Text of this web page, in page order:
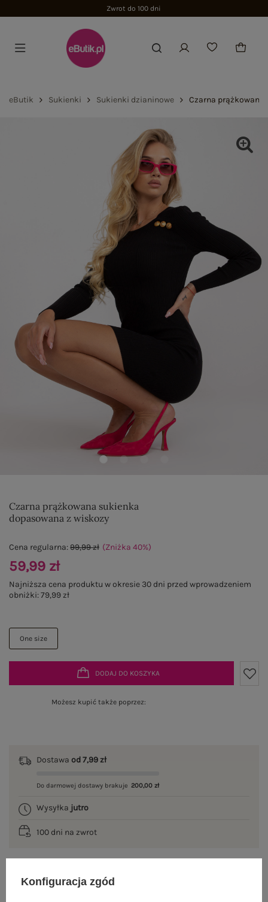
Zwrot do 100 dni
eButik Sukienki Sukienki dzianinowe Czarna prążkowana
Czarna prążkowana sukienka
dopasowana z wiskozy
One size
Cena regularna:99,99 zł (Zniżka 40%)
59,99 zł
Najniższa cena produktu w okresie 30 dni przed wprowadzeniem
obniżki:79,99 zł
DODAJ DO KOSZYKA
Możesz kupić także poprzez:
Dostawa od 7,99 zł
Do darmowej dostawy brakuje 200,00 zł
Wysyłka jutro
100 dni na zwrot
OPIS PRODUKTU
Konfiguracja zgód